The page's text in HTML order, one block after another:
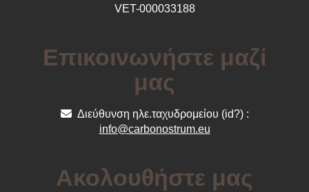
VET-000033188
Επικοινωνήστε μαζί
μας
Διεύθυνση ηλε.ταχυδρομείου (id?) :
info@carbonostrum.eu
Ακολουθήστε μας